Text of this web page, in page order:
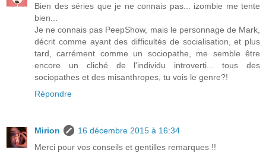
Bien des séries que je ne connais pas... izombie me tente
bien...
Je ne connais pas PeepShow, mais le personnage de Mark,
décrit comme ayant des difficultés de socialisation, et plus
tard, carrément comme un sociopathe, me semble être
encore un cliché de l'individu introverti... tous des
sociopathes et des misanthropes, tu vois le genre?!
Répondre
Mirion
16 décembre 2015 à 16:34
Merci pour vos conseils et gentilles remarques !!